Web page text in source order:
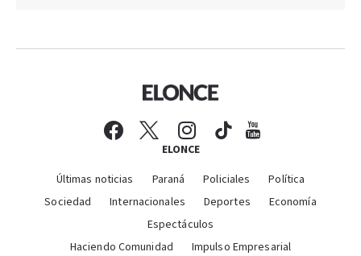
ELONCE
Últimas noticias Paraná Policiales
Política
Sociedad
Internacionales Deportes
Economía
Espectáculos
Haciendo Comunidad
Impulso Empresarial